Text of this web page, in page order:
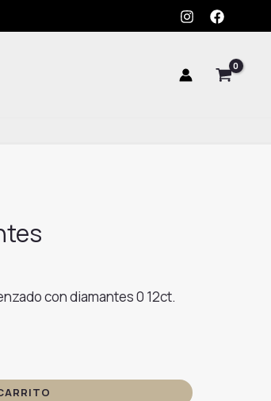
con diamantes 0 12ct.
Rosa